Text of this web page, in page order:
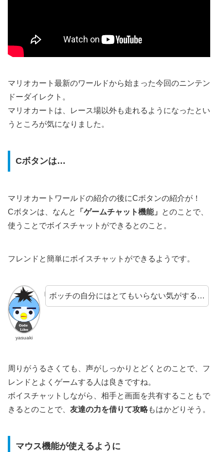
マリオカート最新のワールドから始まった今回のニンテン
ドーダイレクト。
マリオカートは、レース場以外も走れるようになったとい
うところが気になりました。
Cボタンは…
マリオカートワールドの紹介の後にCボタンの紹介が！
Cボタンは、なんと
「ゲームチャット機能」
とのことで、
使うことでボイスチャットができるとのこと。
フレンドと簡単にボイスチャットができるようです。
yasuaki
ボッチの自分にはとてもいらない気がする…
周りがうるさくても、声がしっかりとどくとのことで、フ
レンドとよくゲームする人は良きですね。
ボイスチャットしながら、相手と画面を共有することもで
きるとのことで、 友達の力を借りて攻略もはかどりそう。
マウス機能が使えるように